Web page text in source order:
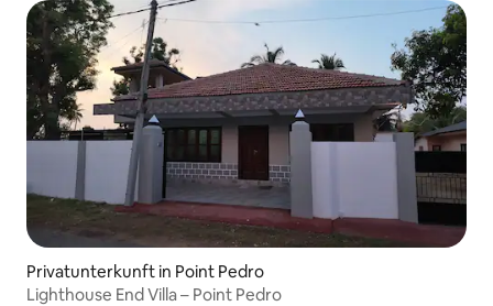
Privatunterkunft in Point Pedro
Lighthouse End Villa – Point Pedro